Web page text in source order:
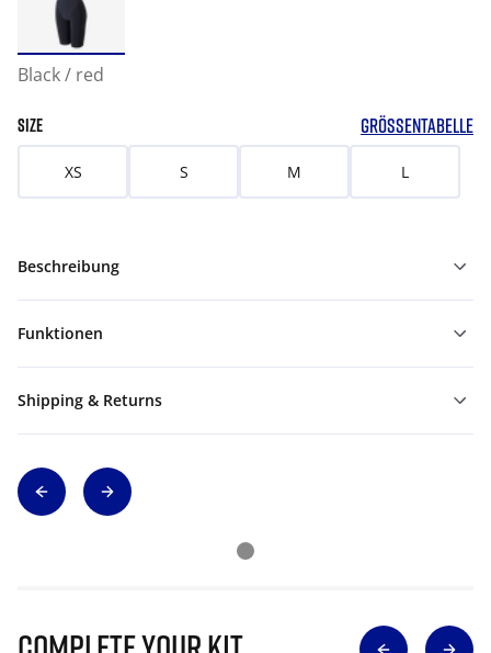
Black / red
SIZE GRÖSSENTABELLE
XS S M L
Beschreibung
Funktionen
Shipping & Returns